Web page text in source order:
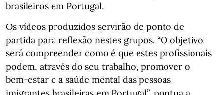
brasileiros em Portugal.
Os vídeos produzidos servirão de ponto de
partida para reflexão nestes grupos. “O objetivo
será compreender como é que estes profissionais
podem, através do seu trabalho, promover o
bem-estar e a saúde mental das pessoas